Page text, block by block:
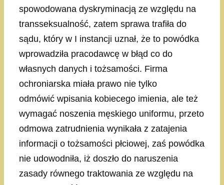
spowodowana dyskryminacją ze względu na
transseksualność, zatem sprawa trafiła do
sądu, który w I instancji uznał, że to powódka
wprowadziła pracodawcę w błąd co do
własnych danych i tożsamości. Firma
ochroniarska miała prawo nie tylko
odmówić wpisania kobiecego imienia, ale też
wymagać noszenia męskiego uniformu, przeto
odmowa zatrudnienia wynikała z zatajenia
informacji o tożsamości płciowej, zaś powódka
nie udowodniła, iż doszło do naruszenia
zasady równego traktowania ze względu na